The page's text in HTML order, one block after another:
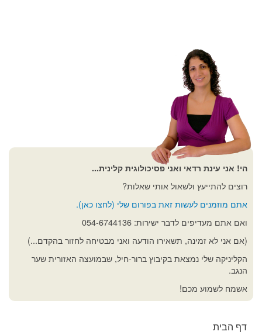
הי! אני עינת רדאי ואני פסיכולוגית קלינית...
רוצים להתייעץ ולשאול אותי שאלות?
אתם מוזמנים לעשות זאת בפורום שלי (לחצו כאן).
ואם אתם מעדיפים לדבר ישירות: 054-6744136
(אם אני לא זמינה, תשאירו הודעה ואני מבטיחה לחזור בהקדם...)
הקליניקה שלי נמצאת בקיבוץ ברור-חיל, שבמועצה האזורית שער
הנגב.
אשמח לשמוע מכם!
דף הבית